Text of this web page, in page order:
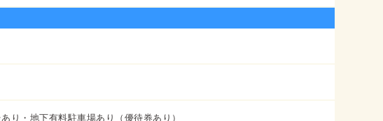
り・地下有料駐車場あり（優待券あり）